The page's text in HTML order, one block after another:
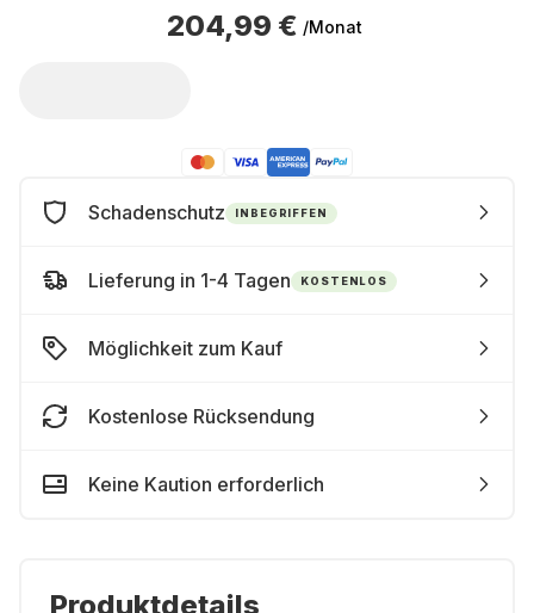
204,99 € /Monat
Schadenschutz INBEGRIFFEN
Lieferung in 1-4 Tagen KOSTENLOS
Möglichkeit zum Kauf
Kostenlose Rücksendung
Keine Kaution erforderlich
Produktdetails